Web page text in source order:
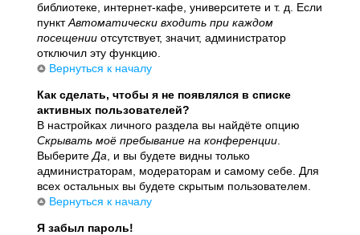
библиотеке, интернет-кафе, университете и т. д. Если
пунктАвтоматически входить при каждом
посещении отсутствует, значит, администратор
отключил эту функцию.
Вернуться к началу
Как сделать, чтобы я не появлялся в списке
активных пользователей?
В настройках личного раздела вы найдёте опцию
Скрывать моё пребывание на конференции
ВыберитеДа , и вы будете видны только
администраторам, модераторам и самому себе. Для
всех остальных вы будете скрытым пользователем.
Вернуться к началу
Я забыл пароль!